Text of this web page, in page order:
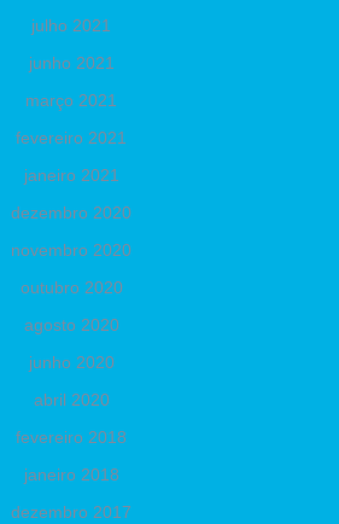
julho 2021
junho 2021
março 2021
fevereiro 2021
janeiro 2021
dezembro 2020
novembro 2020
outubro 2020
agosto 2020
junho 2020
abril 2020
fevereiro 2018
janeiro 2018
dezembro 2017